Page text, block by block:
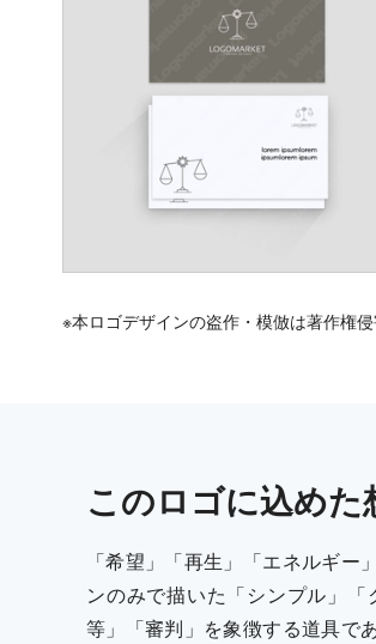
※本ロゴデザインの盗作・模倣は著作権
このロゴに込めた
「希望」「再生」「エネルギ
ンのみで描いた「シンプル」
等」「審判」を象徴する道具で